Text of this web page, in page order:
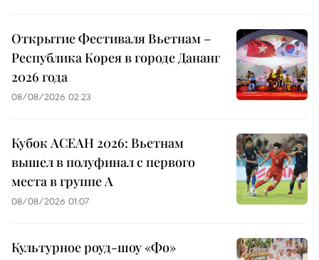
Открытие Фестиваля Вьетнам –
Республика Корея в городе Дананг
2026 года
08/08/2026 02:23
Кубок АСЕАН 2026: Вьетнам
вышел в полуфинал с первого
места в группе A
08/08/2026 01:07
Культурное роуд-шоу «Фо»